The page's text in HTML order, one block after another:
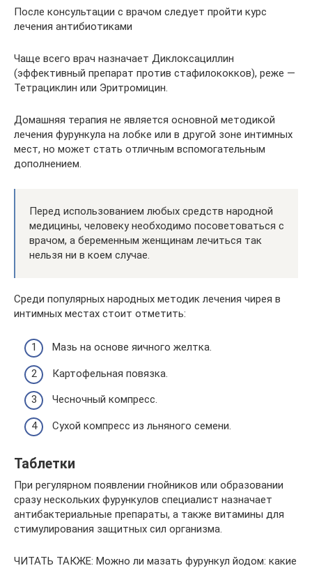
После консультации с врачом следует пройти курс
лечения антибиотиками
Чаще всего врач назначает Диклоксациллин
(эффективный препарат против стафилококков), реже —
Тетрациклин или Эритромицин.
Домашняя терапия не является основной методикой
лечения фурункула на лобке или в другой зоне интимных
мест, но может стать отличным вспомогательным
дополнением.
Перед использованием любых средств народной
медицины, человеку необходимо посоветоваться с
врачом, а беременным женщинам лечиться так
нельзя ни в коем случае.
Среди популярных народных методик лечения чирея в
интимных местах стоит отметить:
Мазь на основе яичного желтка.
Картофельная повязка.
Чесночный компресс.
Сухой компресс из льняного семени.
Таблетки
При регулярном появлении гнойников или образовании
сразу нескольких фурункулов специалист назначает
антибактериальные препараты, а также витамины для
стимулирования защитных сил организма.
ЧИТАТЬ ТАКЖЕ: Можно ли мазать фурункул йодом: какие